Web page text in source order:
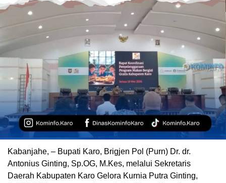
Kabanjahe, – Bupati Karo, Brigjen Pol (Purn) Dr. dr.
Antonius Ginting, Sp.OG, M.Kes, melalui Sekretaris
Daerah Kabupaten Karo Gelora Kurnia Putra Ginting,